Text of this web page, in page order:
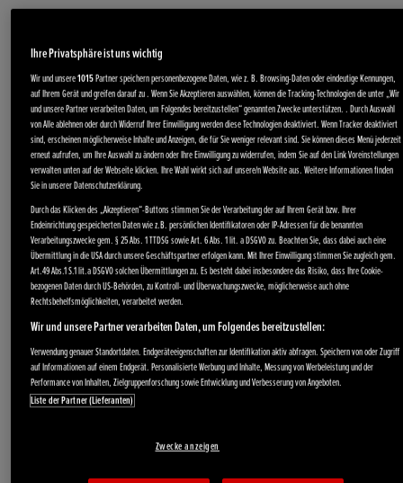
Ihre Privatsphäre ist uns wichtig
Wir und unsere1015Partner speichern personenbezogene Daten, wie z. B. Browsing-Daten oder eindeutige Kennungen,
auf Ihrem Gerät und greifen darauf zu . Wenn Sie Akzeptieren auswählen, können die Tracking-Technologien die unter „Wir
und unsere Partner verarbeiten Daten, um Folgendes bereitzustellen“ genannten Zwecke unterstützen. . Durch Auswahl
von Alle ablehnen oder durch Widerruf Ihrer Einwilligung werden diese Technologien deaktiviert. Wenn Tracker deaktiviert
sind, erscheinen möglicherweise Inhalte und Anzeigen, die für Sie weniger relevant sind. Sie können dieses Menü jederzeit
erneut aufrufen, um Ihre Auswahl zu ändern oder Ihre Einwilligung zu widerrufen, indem Sie auf den Link Voreinstellungen
verwalten unten auf der Webseite klicken. Ihre Wahl wirkt sich auf unsere/n Website aus. Weitere Informationen finden
Sie in unserer Datenschutzerklärung.
Durch das Klicken des „Akzeptieren“-Buttons stimmen Sie der Verarbeitung der auf Ihrem Gerät bzw. Ihrer
Endeinrichtung gespeicherten Daten wie z.B. persönlichen Identifikatoren oder IP-Adressen für die benannten
Verarbeitungszwecke gem. § 25 Abs. 1 TTDSG sowie Art. 6 Abs. 1 lit. a DSGVO zu. Beachten Sie, dass dabei auch eine
Übermittlung in die USA durch unsere Geschäftspartner erfolgen kann. Mit Ihrer Einwilligung stimmen Sie zugleich gem.
Art.49 Abs.1 S.1 lit.a DSGVO solchen Übermittlungen zu. Es besteht dabei insbesondere das Risiko, dass Ihre Cookie-
bezogenen Daten durch US-Behörden, zu Kontroll- und Überwachungszwecke, möglicherweise auch ohne
Rechtsbehelfsmöglichkeiten, verarbeitet werden.
Wir und unsere Partner verarbeiten Daten, um Folgendes bereitzustellen:
Verwendung genauer Standortdaten. Endgeräteeigenschaften zur Identifikation aktiv abfragen. Speichern von oder Zugriff
auf Informationen auf einem Endgerät. Personalisierte Werbung und Inhalte, Messung von Werbeleistung und der
Performance von Inhalten, Zielgruppenforschung sowie Entwicklung und Verbesserung von Angeboten.
Liste der Partner (Lieferanten)
Zwecke anzeigen